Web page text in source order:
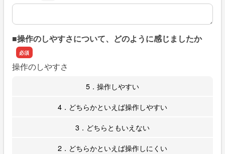
上記のように回答された具体的な理由があればご記入くだ
■操作のしやすさについて、どのように感じましたか
操作のしやすさ
5．操作しやすい
4．どちらかといえば操作しやすい
3．どちらともいえない
2．どちらかといえば操作しにくい